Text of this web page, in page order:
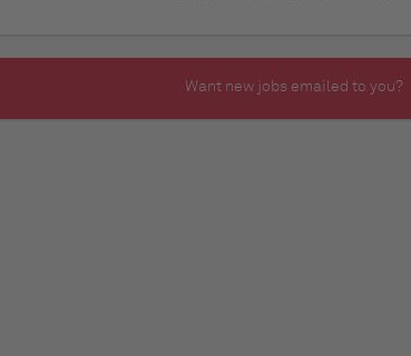
Want new jobs emailed to you?